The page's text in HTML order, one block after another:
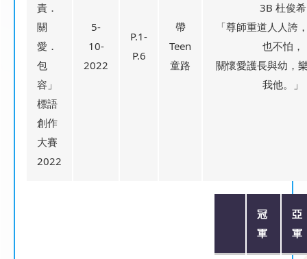
責．
關
愛．
包
容」
標語
創作
大賽
2022
5-
10-
2022
P.1-
P.6
帶
Teen
童路
3B 杜俊希
「尊師重道人人誇
也不怕，
關懷愛護長與幼，
我他。」
冠
軍
亞
軍